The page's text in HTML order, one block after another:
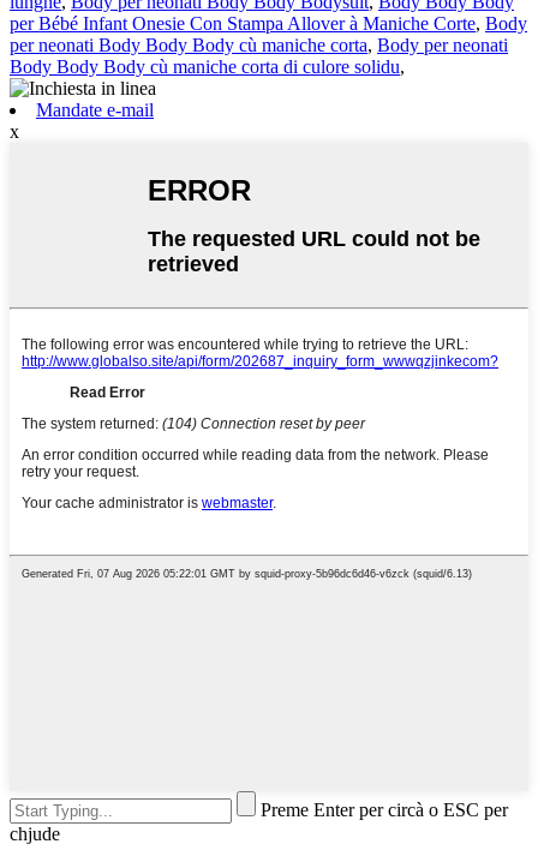
per Bébé Infant Onesie Con Stampa Allover à Maniche Corte, Body
per neonati Body Body Body cù maniche corta, Body per neonati
Body Body Body cù maniche corta di culore solidu,
Mandate e-mail
x
Preme Enter per circà o ESC per
chjude